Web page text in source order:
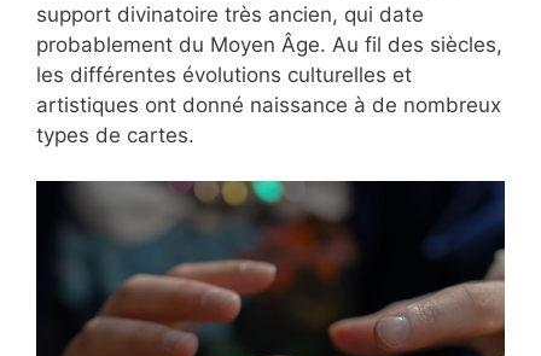
support divinatoire très ancien, qui date
probablement du Moyen Âge. Au fil des siècles,
les différentes évolutions culturelles et
artistiques ont donné naissance à de nombreux
types de cartes.